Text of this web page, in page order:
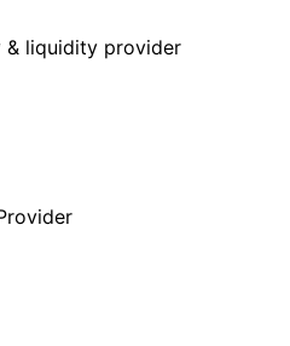
& liquidity provider